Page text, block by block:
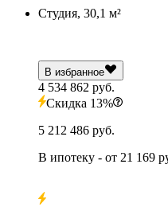
Студия, 30,1 м²
В избранное
4 534 862 руб.
Скидка 13%
5 212 486 руб.
В ипотеку - от 21 169